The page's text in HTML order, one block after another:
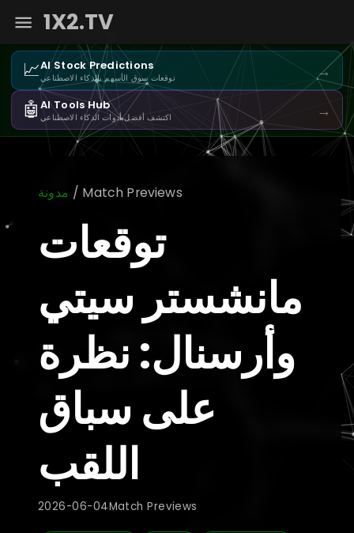
1X2.TV
📈AI Stock Predictions
توقعات سوق الأسهم بالذكاء الاصطناعي →
🤖AI Tools Hub
اكتشف أفضل أدوات الذكاء الاصطناعي →
مدونة / Match Previews
توقعات
مانشستر سيتي
وأرسنال: نظرة
على سباق
اللقب
2026-06-04Match Previews